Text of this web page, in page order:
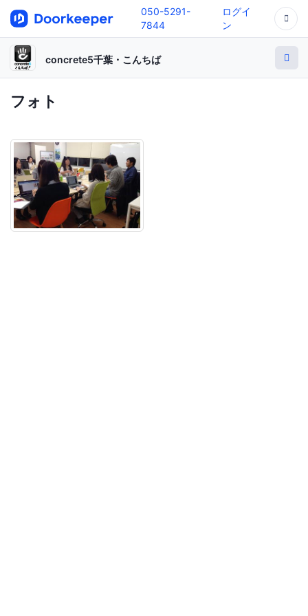
050-5291-
7844
ログイ
ン
concrete5千葉・こんちば
フォト